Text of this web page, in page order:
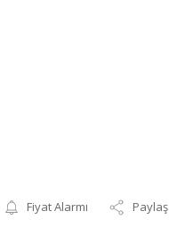
Fiyat Alarmı Paylaş